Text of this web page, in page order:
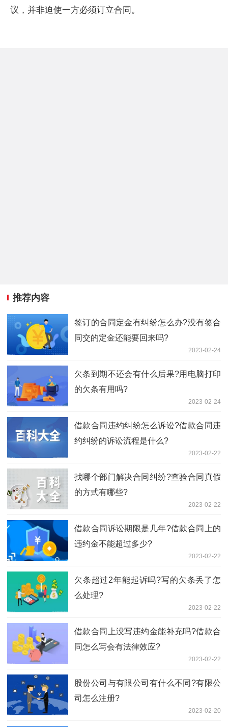
议，并非迫使一方必须订立合同。
推荐内容
签订的合同定金有纠纷怎么办?没有签合
同交的定金还能要回来吗?
2023-02-24
欠条到期不还会有什么后果?用电脑打印
的欠条有用吗?
2023-02-24
借款合同违约纠纷怎么诉讼?借款合同违
约纠纷的诉讼流程是什么?
2023-02-22
找哪个部门解决合同纠纷?查验合同真假
的方式有哪些?
2023-02-22
借款合同诉讼期限是几年?借款合同上的
违约金不能超过多少?
2023-02-22
欠条超过2年能起诉吗?写的欠条丢了怎
么处理?
2023-02-22
借款合同上没写违约金能补充吗?借款合
同怎么写会有法律效应?
2023-02-22
股份公司与有限公司有什么不同?有限公
司怎么注册?
2023-02-20